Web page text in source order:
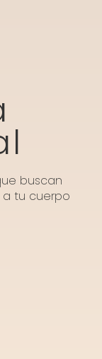
buscan
a tu cuerpo